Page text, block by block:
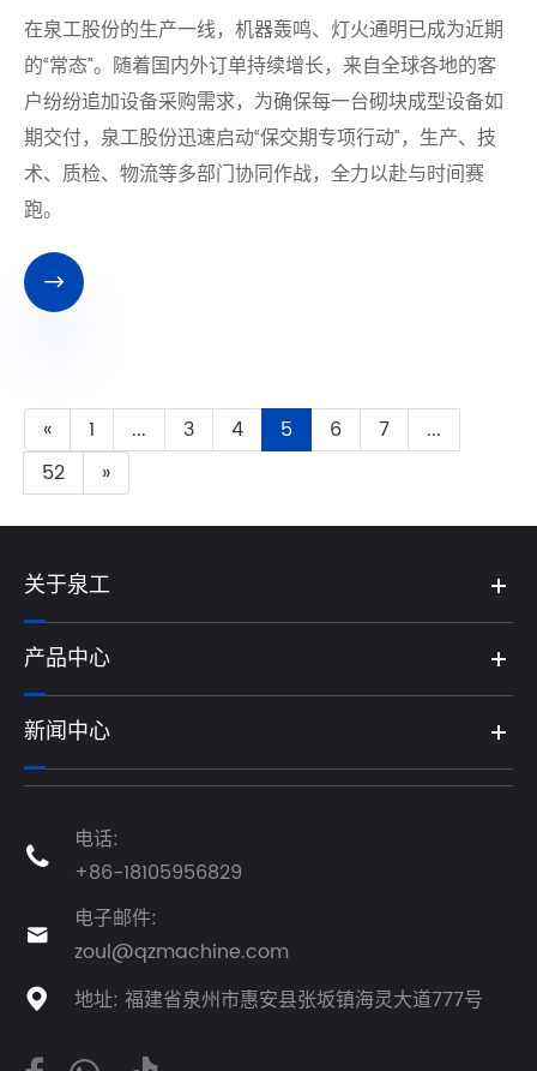
​在泉工股份的生产一线，机器轰鸣、灯火通明已成为近期
的“常态”。随着国内外订单持续增长，来自全球各地的客
户纷纷追加设备采购需求，为确保每一台砌块成型设备如
期交付，泉工股份迅速启动“保交期专项行动”，生产、技
术、质检、物流等多部门协同作战，全力以赴与时间赛
跑。

« 1 ... 3 4 5 6 7
...
52
»
关于泉工
产品中心
新闻中心

电话:
+86-18105956829

电子邮件:
zoul@qzmachine.com
 地址: 福建省泉州市惠安县张坂镇海灵大道777号